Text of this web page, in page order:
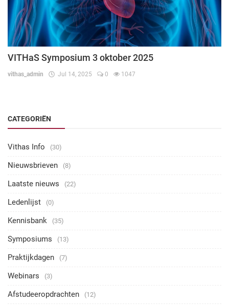
VITHaS Symposium 3 oktober 2025
vithas_admin Jul 14, 2025 0 1047
CATEGORIËN
Vithas Info (30)
Nieuwsbrieven (8)
Laatste nieuws (22)
Ledenlijst (0)
Kennisbank (35)
Symposiums (13)
Praktijkdagen (7)
Webinars (3)
Afstudeeropdrachten (12)